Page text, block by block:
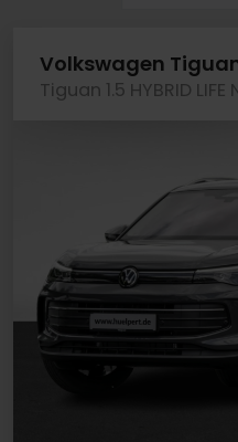
Volkswagen